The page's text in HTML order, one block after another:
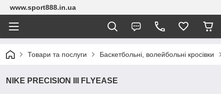
www.sport888.in.ua
Товари та послуги Баскетбольні, волейбольні кросівки
NIKE PRECISION III FLYEASE